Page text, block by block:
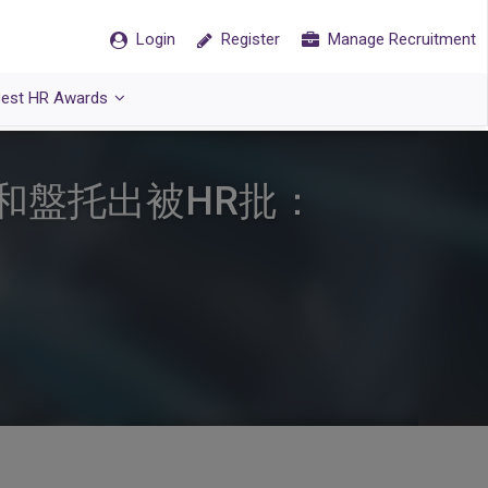
Login Register Manage Recruitment
HR Awards
盤托出被HR批：